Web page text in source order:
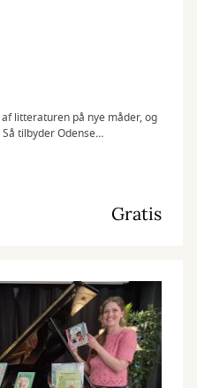
litteraturen på nye måder, og
tilbyder Odense
hver anden torsdag.
Gratis